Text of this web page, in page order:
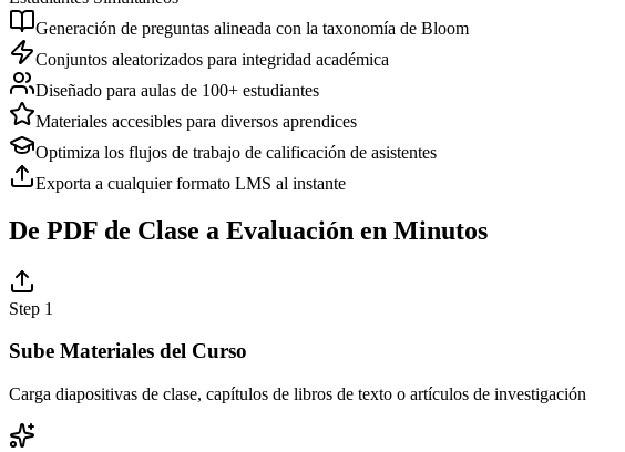
Generación de preguntas alineada con la taxonomía de Bloom
Conjuntos aleatorizados para integridad académica
Diseñado para aulas de 100+ estudiantes
Materiales accesibles para diversos aprendices
Optimiza los flujos de trabajo de calificación de asistentes
Exporta a cualquier formato LMS al instante
De PDF de Clase a Evaluación en Minutos
Step 1
Sube Materiales del Curso
Carga diapositivas de clase, capítulos de libros de texto o artículos de investigación